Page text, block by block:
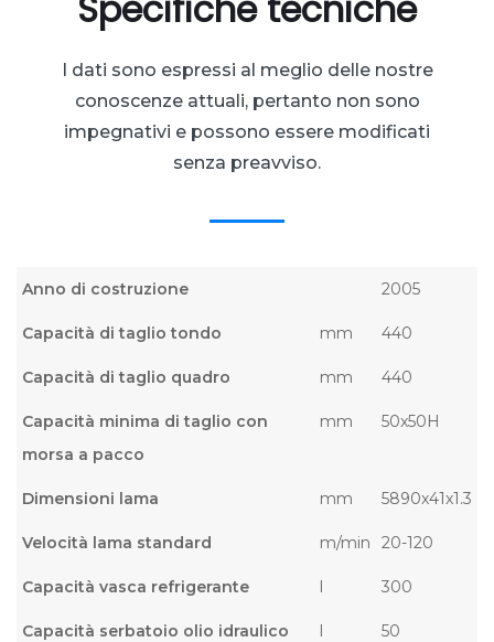
I dati sono espressi al meglio delle nostre
conoscenze attuali, pertanto non sono
impegnativi e possono essere modificati
senza preavviso.
Anno di costruzione 2005
Capacità di taglio tondo mm 440
Capacità di taglio quadro mm 440
Capacità minima di taglio con
morsa a pacco
mm 50x50H
Dimensioni lama mm 5890x41x1.3
Velocità lama standard m/min 20-120
Capacità vasca refrigerante 300
Capacità serbatoio olio idraulico 50